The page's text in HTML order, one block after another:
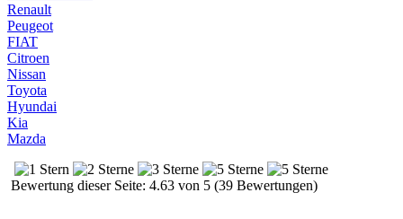
Renault
Peugeot
FIAT
Citroen
Nissan
Toyota
Hyundai
Kia
Mazda
Bewertung dieser Seite: 4.63 von 5 (39 Bewertungen)